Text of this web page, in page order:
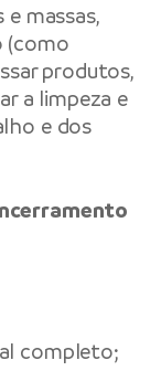
massas,
(como
produtos,
a limpeza e
e dos
completo;